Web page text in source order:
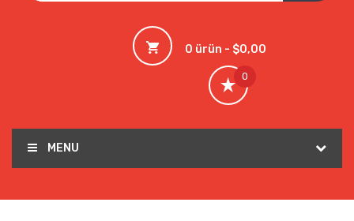
0 ürün - $0,00
0
MENU